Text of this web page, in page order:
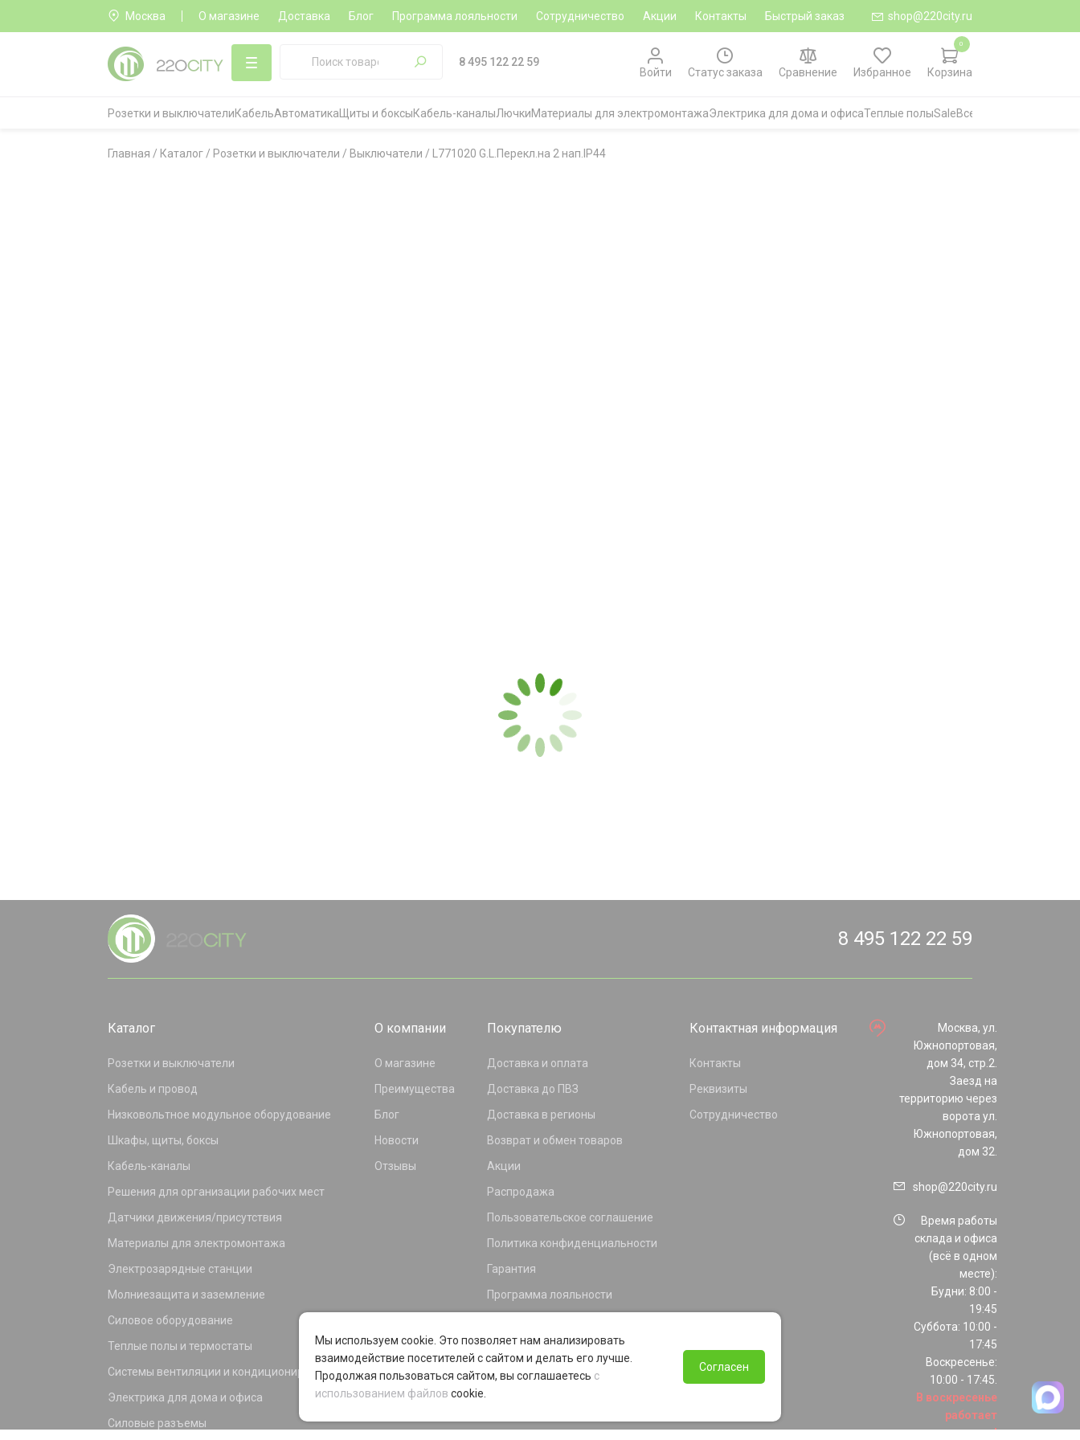
Москва О магазине Доставка Блог Программа лояльности Сотрудничество Акции Контакты Быстрый заказ shop@220city.ru
8 495 122 22 59
Войти
Статус заказа Сравнение Избранное Корзина
0
Розетки и выключателиКабельАвтоматика Щиты и боксыКабель-каналыЛючкиМатериалы для электромонтажаЭлектрика для дома и офисаТеплые полыSaleВсе категории
Главная / Каталог / Розетки и выключатели / Выключатели / L771020 G.L.Перекл.на 2 нап.IP44
8 495 122 22 59
Каталог
Розетки и выключатели
Кабель и провод
Низковольтное модульное оборудование
Шкафы, щиты, боксы
Кабель-каналы
Решения для организации рабочих мест
Датчики движения/присутствия
Материалы для электромонтажа
Электрозарядные станции
Молниезащита и заземление
Силовое оборудование
Теплые полы и термостаты
Системы вентиляции и кондиционирования
Электрика для дома и офиса
Силовые разъемы
О компании
О магазине
Преимущества
Блог
Новости
Отзывы
Покупателю
Доставка и оплата
Доставка до ПВЗ
Доставка в регионы
Возврат и обмен товаров
Акции
Распродажа
Пользовательское соглашение
Политика конфиденциальности
Гарантия
Программа лояльности
Контактная информация
Контакты
Реквизиты
Сотрудничество
Москва, ул.
Южнопортовая,
дом 34, стр.2.
Заезд на
территорию через
ворота ул.
Южнопортовая,
дом 32.
shop@220city.ru
Время работы
склада и офиса
(всё в одном
месте):
Будни: 8:00 -
19:45
Суббота: 10:00 -
17:45
Воскресенье:
10:00 - 17:45.
В воскресенье
работает
только шоурум!
Мы используем cookie. Это позволяет нам анализировать
взаимодействие посетителей с сайтом и делать его лучше.
Продолжая пользоваться сайтом, вы соглашаетесь с
использованием файлов cookie.
Согласен